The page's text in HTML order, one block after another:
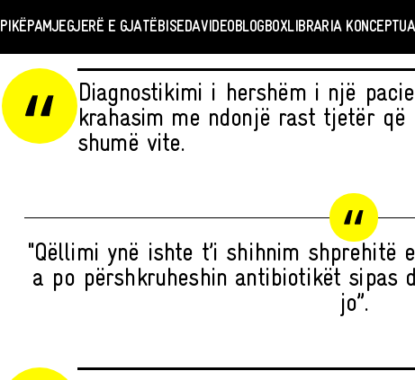
PIKËPAMJEGJERË E GJATËBISEDAVIDEOBLOGBOXLIBRARIA
Diagnostikimi i hershëm i një
krahasim me ndonjë rast tjetër
shumë vite.
"Qëllimi ynë ishte t’i shihnim shprehitë
a po përshkruheshin antibiotikët sipas
jo”.